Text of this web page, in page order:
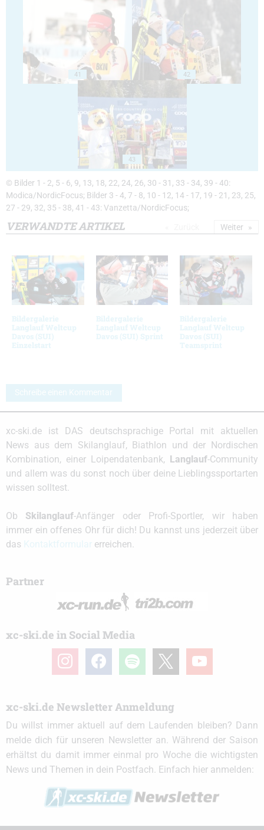
41 42
43
© Bilder 1 - 2, 5 - 6, 9, 13, 18, 22, 24, 26, 30 - 31, 33 - 34, 39 - 40:
Modica/NordicFocus; Bilder 3 - 4, 7 - 8, 10 - 12, 14 - 17, 19 - 21, 23, 25,
27 - 29, 32, 35 - 38, 41 - 43: Vanzetta/NordicFocus;
VERWANDTE ARTIKEL
Bildergalerie
Langlauf Weltcup
Davos (SUI)
Einzelstart
Bildergalerie
Langlauf Weltcup
Davos (SUI) Sprint
Bildergalerie
Langlauf Weltcup
Davos (SUI)
Teamsprint
Weiter
Schreibe einen Kommentar
xc-ski.de ist DAS deutschsprachige Portal mit aktuellen
News aus dem Skilanglauf, Biathlon und der Nordischen
Kombination, einer Loipendatenbank,
Langlauf-Community
und allem was du sonst noch über deine Lieblingssportarten
wissen solltest.
Ob Skilanglauf-Anfänger oder Profi-Sportler, wir haben
immer ein offenes Ohr für dich! Du kannst uns jederzeit über
das
erreichen.
Partner
xc-ski.de in Social Media
instagramfacebook spotify youtube
xc-ski.de Newsletter Anmeldung
Du willst immer aktuell auf dem Laufenden bleiben? Dann
melde dich für unseren Newsletter an. Während der Saison
erhältst du damit immer einmal pro Woche die wichtigsten
News und Themen in dein Postfach. Einfach hier anmelden: